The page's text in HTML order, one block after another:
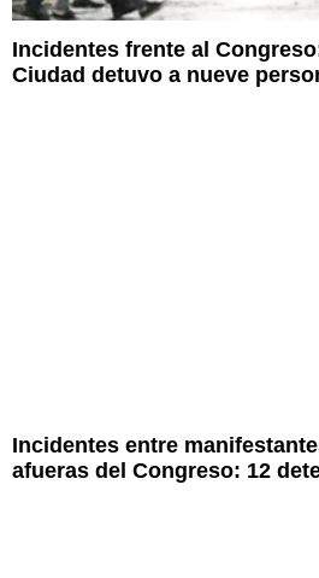
Incidentes frente al
Ciudad detuvo a nueve
Incidentes entre
afueras del Congreso: 12